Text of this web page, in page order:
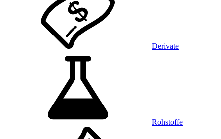
Derivate
Rohstoffe